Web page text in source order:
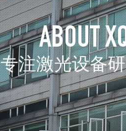
ABOUT
专注激光设备